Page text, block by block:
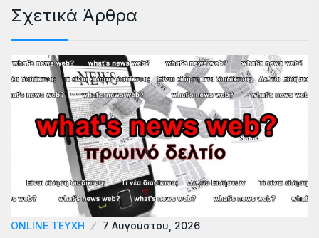
Σχετικά Άρθρα
ONLINE ΤΕΎΧΗ 7 Αυγούστου, 2026